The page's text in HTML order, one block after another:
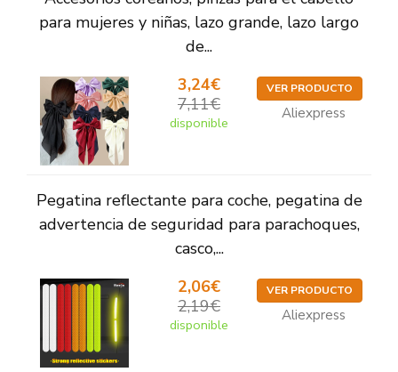
para mujeres y niñas, lazo grande, lazo largo
de...
3,24€
7,11€
disponible
VER PRODUCTO
Aliexpress
Pegatina reflectante para coche, pegatina de
advertencia de seguridad para parachoques,
casco,...
2,06€
2,19€
disponible
VER PRODUCTO
Aliexpress